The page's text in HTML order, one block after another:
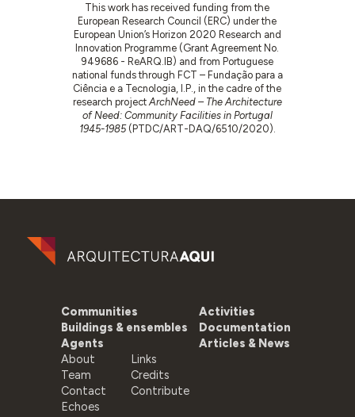
This work has received funding from the
European Research Council (ERC) under the
European Union’s Horizon 2020 Research and
Innovation Programme (Grant Agreement No.
949686 - ReARQ.IB) and from Portuguese
national funds through FCT – Fundação para a
Ciência e a Tecnologia, I.P., in the cadre of the
research project ArchNeed – The Architecture
of Need: Community Facilities in Portugal
1945-1985(PTDC/ART-DAQ/6510/2020).
Communities
Buildings & ensembles
Agents
Activities
Documentation
Articles & News
About
Team
Contact
Echoes
Links
Credits
Contribute